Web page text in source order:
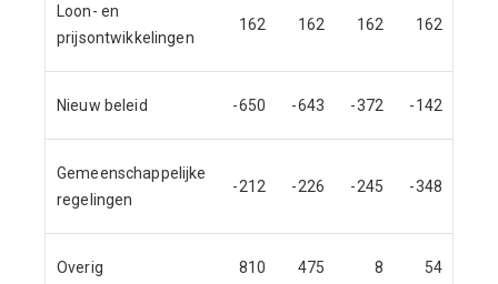
Loon- en
prijsontwikkelingen
162 162 162 162
Nieuw beleid -650 -643 -372 -142
Gemeenschappelijke
regelingen
-212 -226 -245 -348
Overig 810 475 8 54